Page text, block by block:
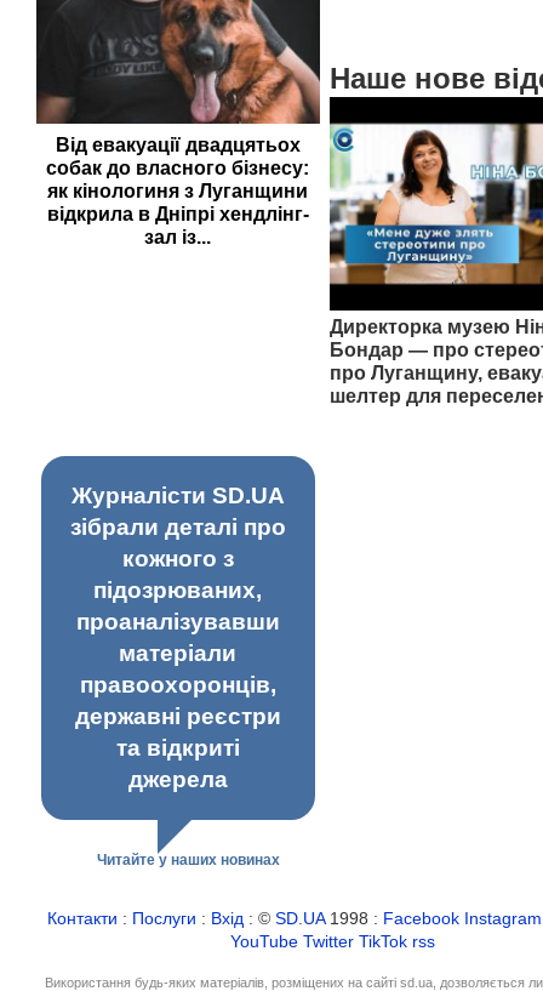
Від евакуації двадцятьох
собак до власного бізнесу:
як кінологиня з Луганщини
відкрила в Дніпрі хендлінг-
зал із...
Наше нове
Директорка музею
Бондар — про
про Луганщину,
шелтер для
Журналісти SD.UA
зібрали деталі про
кожного з
підозрюваних,
проаналізувавши
матеріали
правоохоронців,
державні реєстри
та відкриті
джерела
Читайте у наших новинах
Контакти : Послуги : Вхід : ©SD.UA1998 : Facebook Instagram
YouTube Twitter TikTok rss
Використання будь-яких матеріалів, розміщених на сайті sd.ua, дозволяється